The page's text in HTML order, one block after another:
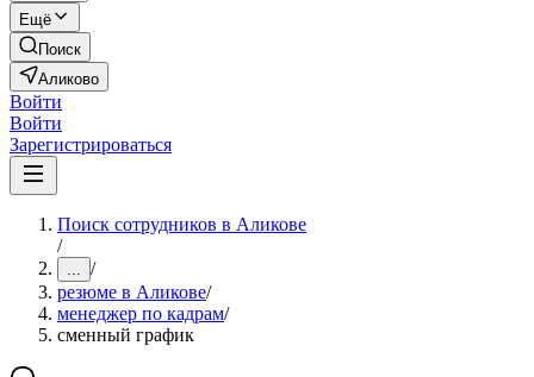
Ещё
Поиск
Аликово
Войти
Войти
Зарегистрироваться
Поиск сотрудников в Аликове
/
... /
резюме в Аликове/
менеджер по кадрам/
сменный график